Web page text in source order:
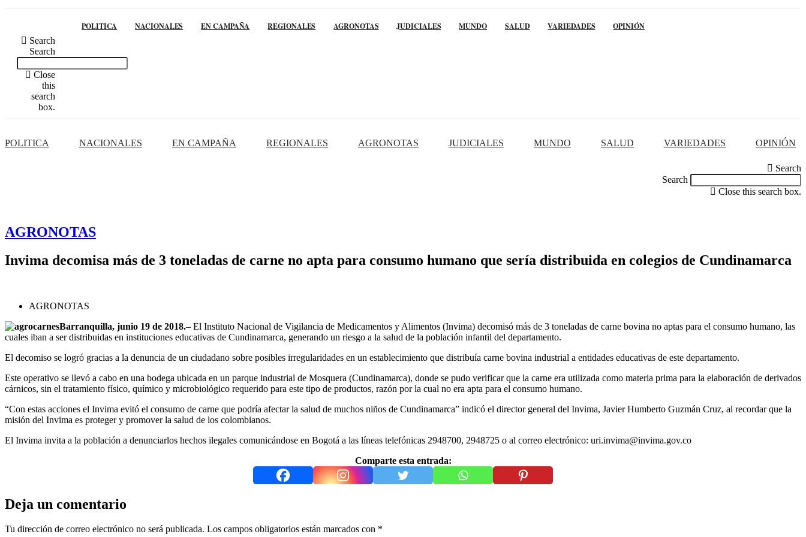
POLITICA NACIONALES EN CAMPAÑA REGIONALES AGRONOTAS JUDICIALES MUNDO SALUD VARIEDADES
OPINIÓN
Search
Search
Close
this
search
box.
POLITICA NACIONALES EN CAMPAÑA REGIONALES AGRONOTAS JUDICIALES MUNDO SALUD VARIEDADES OPINIÓN
Search
Search
Close this search box.
AGRONOTAS
Invima decomisa más de 3 toneladas de carne no apta para consumo humano que sería distribuida en colegios de Cundinamarca
AGRONOTAS
Barranquilla, junio 19 de 2018.– El Instituto Nacional de Vigilancia de Medicamentos y Alimentos (Invima) decomisó más de 3 toneladas de carne bovina no aptas para el consumo humano, las
cuales iban a ser distribuidas en instituciones educativas de Cundinamarca, generando un riesgo a la salud de la población infantil del departamento.
El decomiso se logró gracias a la denuncia de un ciudadano sobre posibles irregularidades en un establecimiento que distribuía carne bovina industrial a entidades educativas de este departamento.
Este operativo se llevó a cabo en una bodega ubicada en un parque industrial de Mosquera (Cundinamarca), donde se pudo verificar que la carne era utilizada como materia prima para la elaboración de derivados
cárnicos, sin el tratamiento físico, químico y microbiológico requerido para este tipo de productos, razón por la cual no era apta para el consumo humano.
“Con estas acciones el Invima evitó el consumo de carne que podría afectar la salud de muchos niños de Cundinamarca” indicó el director general del Invima, Javier Humberto Guzmán Cruz, al recordar que la
misión del Invima es proteger y promover la salud de los colombianos.
El Invima invita a la población a denunciarlos hechos ilegales comunicándose en Bogotá a las líneas telefónicas 2948700, 2948725 o al correo electrónico: uri.invima@invima.gov.co
Comparte esta entrada:
Deja un comentario
Tu dirección de correo electrónico no será publicada. Los campos obligatorios están marcados con *